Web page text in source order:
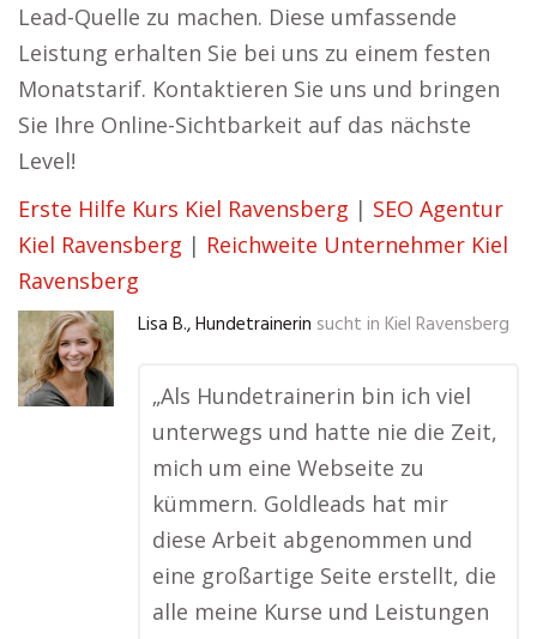
Lead-Quelle zu machen. Diese umfassende
Leistung erhalten Sie bei uns zu einem festen
Monatstarif. Kontaktieren Sie uns und bringen
Sie Ihre Online-Sichtbarkeit auf das nächste
Level!
Erste Hilfe Kurs Kiel Ravensberg | SEO Agentur
Kiel Ravensberg | Reichweite Unternehmer Kiel
Ravensberg
Lisa B., Hundetrainerin sucht in Kiel Ravensberg
„Als Hundetrainerin bin ich viel
unterwegs und hatte nie die Zeit,
mich um eine Webseite zu
kümmern. Goldleads hat mir
diese Arbeit abgenommen und
eine großartige Seite erstellt, die
alle meine Kurse und Leistungen